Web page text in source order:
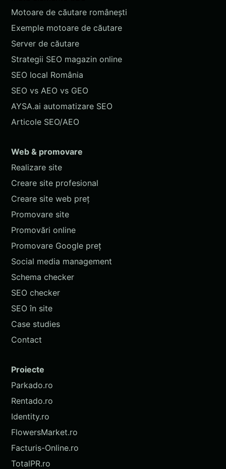
Motoare de căutare românești
Exemple motoare de căutare
Server de căutare
Strategii SEO magazin online
SEO local România
SEO vs AEO vs GEO
AYSA.ai automatizare SEO
Articole SEO/AEO
Web & promovare
Realizare site
Creare site profesional
Creare site web preț
Promovare site
Promovări online
Promovare Google preț
Social media management
Schema checker
SEO checker
SEO în site
Case studies
Contact
Proiecte
Parkado.ro
Rentado.ro
Identity.ro
FlowersMarket.ro
Facturis-Online.ro
TotalPR.ro